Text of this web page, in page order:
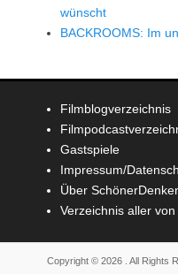
wünscht
BACKROOMS: Im
Filmblogverzeichnis
Gastspiele
Impressum/
Über
Verzeichnis aller
Copyright © 2026 . All Rights